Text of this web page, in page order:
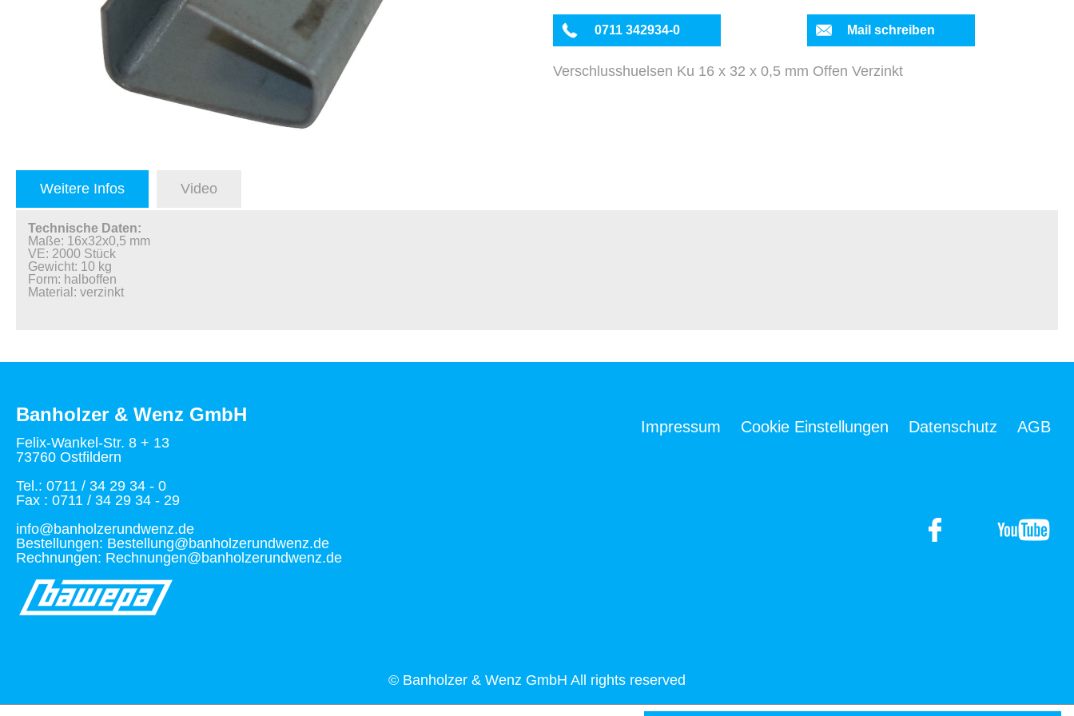
0711 342934-0 Mail schreiben
Verschlusshuelsen Ku 16 x 32 x 0,5 mm Offen Verzinkt
Weitere Infos Video
Technische Daten:
Maße: 16x32x0,5 mm
VE: 2000 Stück
Gewicht: 10 kg
Form: halboffen
Material: verzinkt
Banholzer & Wenz GmbH
Felix-Wankel-Str. 8 + 13
73760 Ostfildern
Tel.: 0711 / 34 29 34 - 0
Fax : 0711 / 34 29 34 - 29
info@banholzerundwenz.de
Bestellungen: Bestellung@banholzerundwenz.de
Rechnungen: Rechnungen@banholzerundwenz.de
Impressum Cookie Einstellungen Datenschutz AGB
© Banholzer & Wenz GmbH All rights reserved